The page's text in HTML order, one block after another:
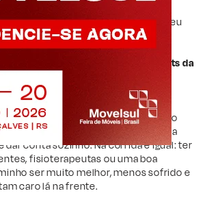
Neste fim de semana, correu
da Maratona Internacional de
corrida e empreendedorismo têm
do que parece.
Confira os insights da
profissionais
que fazem a gestão junto contigo
habilidades que, muitas vezes, a
dar conta sozinho. Na corrida é igual: ter
fisioterapeutas ou uma boa
ser muito melhor, menos sofrido e
caro lá na frente.